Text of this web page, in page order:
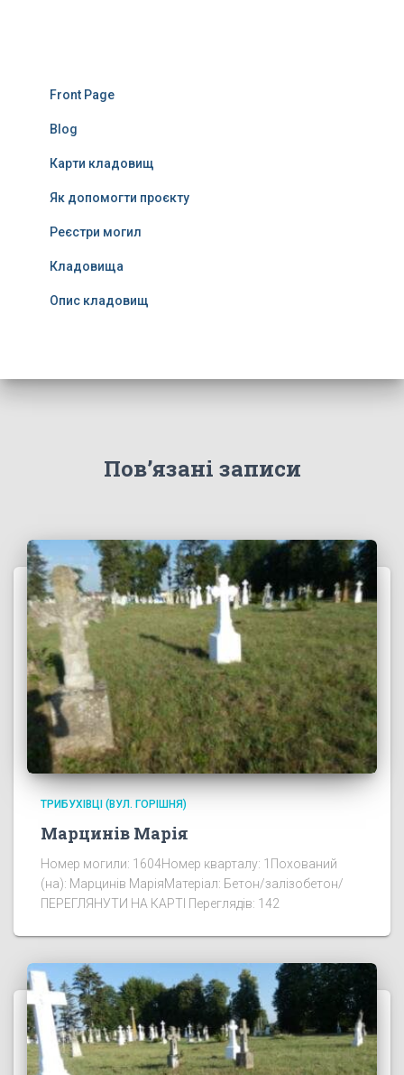
Front Page
Blog
Карти кладовищ
Як допомогти проєкту
Реєстри могил
Кладовища
Опис кладовищ
Пов’язані записи
ТРИБУХІВЦІ (ВУЛ. ГОРІШНЯ)
Марцинів Марія
Номер могили: 1604Номер кварталу: 1Похований
(на): Марцинів МаріяМатеріал: Бетон/залізобетон/
ПЕРЕГЛЯНУТИ НА КАРТІ Переглядів: 142